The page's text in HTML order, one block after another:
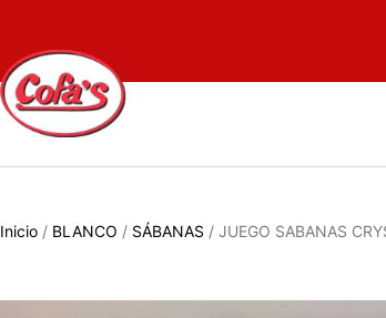
Inicio / BLANCO / SÁBANAS / JUEGO SABANAS